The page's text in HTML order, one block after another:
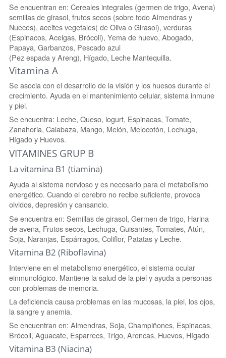
Se encuentran en: Cereales integrales (germen de trigo, Avena)
semillas de girasol, frutos secos (sobre todo Almendras y
Nueces), aceites vegetales( de Oliva o Girasol), verduras
(Espinacos, Acelgas, Brócoli), Yema de huevo, Abogado,
Papaya, Garbanzos, Pescado azul
(Pez espada y Areng), Hígado, Leche Mantequilla.
Vitamina A
Se asocia con el desarrollo de la visión y los huesos durante el
crecimiento. Ayuda en el mantenimiento celular, sistema inmune
y piel.
Se encuentra: Leche, Queso, logurt, Espinacas, Tomate,
Zanahoria, Calabaza, Mango, Melón, Melocotón, Lechuga,
Hígado y Huevos.
VITAMINES GRUP B
La vitamina B1 (tiamina)
Ayuda al sistema nervioso y es necesario para el metabolismo
energético. Cuando el cerebro no recibe suficiente, provoca
olvidos, depresión y cansancio.
Se encuentra en: Semillas de girasol, Germen de trigo, Harina
de avena, Frutos secos, Lechuga, Guisantes, Tomates, Atún,
Soja, Naranjas, Espárragos, Coliflor, Patatas y Leche.
Vitamina B2 (Riboflavina)
Interviene en el metabolismo energético, el sistema ocular
einmunológico. Mantiene la salud de la piel y ayuda a personas
con problemas de memoria.
La deficiencia causa problemas en las mucosas, la piel, los ojos,
la sangre y anemia.
Se encuentran en: Almendras, Soja, Champiñones, Espinacas,
Brócoli, Aguacate, Esparrecs, Trigo, Arencas, Huevos, Hígado
Vitamina B3 (Niacina)